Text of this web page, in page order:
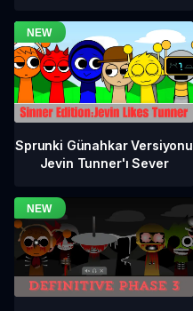
Sprunki Günahkar Versiyonu
Jevin Tunner'ı Sever